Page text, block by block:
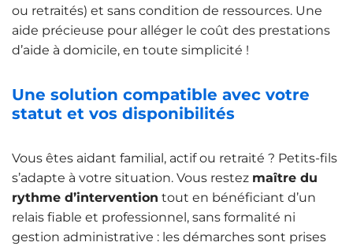
ou retraités) et sans condition de ressources. Une
aide précieuse pour alléger le coût des prestations
d’aide à domicile, en toute simplicité !
Une solution compatible avec votre
statut et vos disponibilités
Vous êtes aidant familial, actif ou retraité ? Petits-fils
s’adapte à votre situation. Vous restez maître du
rythme d’intervention tout en bénéficiant d’un
relais fiable et professionnel, sans formalité ni
gestion administrative : les démarches sont prises